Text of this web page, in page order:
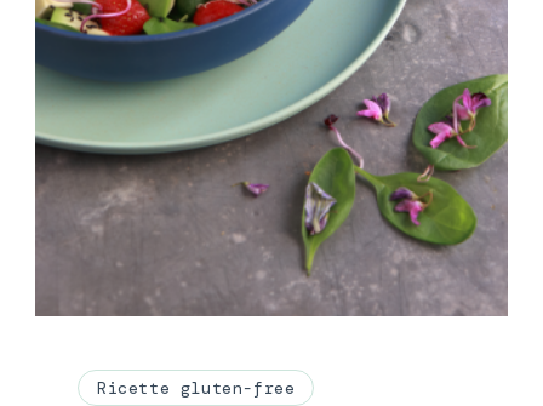
Ricette gluten-free